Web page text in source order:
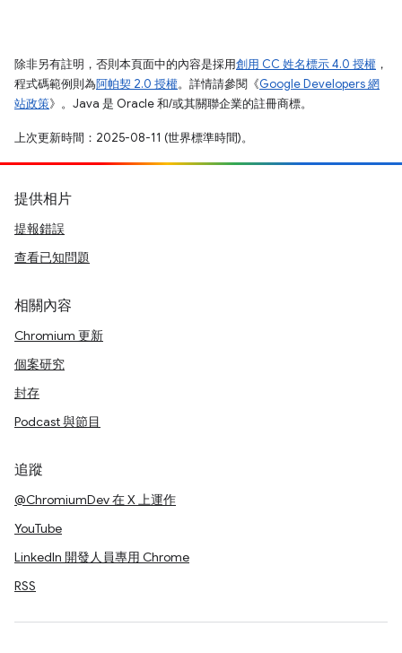
除非另有註明，否則本頁面中的內容是採用創用 CC 姓名標示 4.0 授權 ，
程式碼範例則為阿帕契 2.0 授權。詳情請參閱《Google Developers 網
站政策》。Java 是 Oracle 和/或其關聯企業的註冊商標。
上次更新時間：2025-08-11 (世界標準時間)。
提供相片
提報錯誤
查看已知問題
相關內容
Chromium 更新
個案研究
封存
Podcast 與節目
追蹤
@ChromiumDev 在 X 上運作
YouTube
LinkedIn 開發人員專用 Chrome
RSS